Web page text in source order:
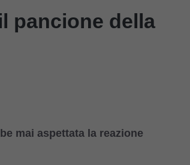
pancione della
mai aspettata la reazione